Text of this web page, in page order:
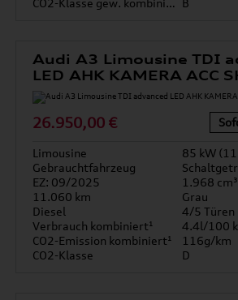
CO2-Klasse gew. kombiniert B
Audi A3 Limousine TDI
LED AHK KAMERA ACC
26.950,00 €
Limousine
85 kW
Gebrauchtfahrzeug
EZ: 09/2025
1.968 cm³
11.060 km
Grau
Diesel
4/5 Türen
Verbrauch kombiniert¹
4.4l/100
CO2-Emission kombiniert¹
116g/km
CO2-Klasse
D